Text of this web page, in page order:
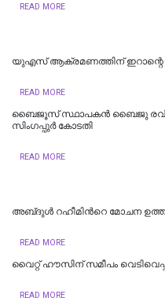
READ MORE
യുഎസ് ആക്രമണത്തിന് ഇറാന്റെ
READ MORE
ബൈജൂസ് സ്ഥാപകൻ ബൈജു
സിംഗപ്പുർ കോടതി
READ MORE
അബ്‌ദുൾ റഹീമിന്‍റെ മോചന
READ MORE
വൈറ്റ് ഹൗസിന് സമീപം
READ MORE